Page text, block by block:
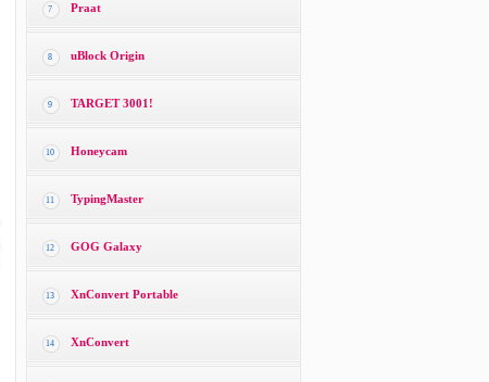
7 Praat
8 uBlock Origin
9 TARGET 3001!
10 Honeycam
11 TypingMaster
12 GOG Galaxy
13 XnConvert Portable
14 XnConvert